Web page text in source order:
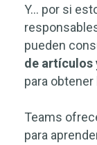
Y… por si
pueden
de artículos
para
Teams
para